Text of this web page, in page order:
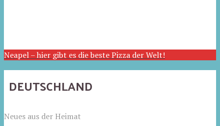
Neapel – hier gibt es die beste Pizza der Welt!
DEUTSCHLAND
Neues aus der Heimat